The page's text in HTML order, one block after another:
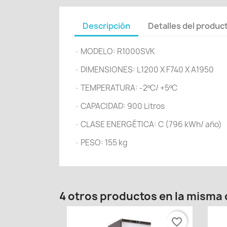
Descripción Detalles del
· MODELO: R1000SVK
· DIMENSIONES: L1200 X F740 X A1950
· TEMPERATURA: -2ºC/ +5ºC
· CAPACIDAD: 900 Litros
· CLASE ENERGÉTICA: C (796 kWh/ año)
· PESO: 155 kg
4 otros productos en la misma
favorite_border